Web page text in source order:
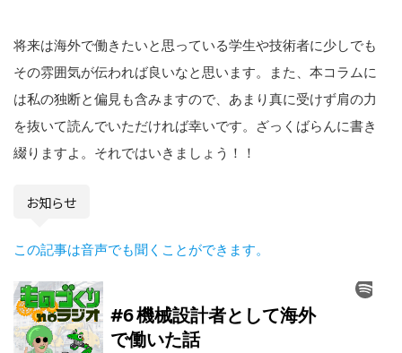
将来は海外で働きたいと思っている学生や技術者に少しでも
その雰囲気が伝われば良いなと思います。また、本コラムに
は私の独断と偏見も含みますので、あまり真に受けず肩の力
を抜いて読んでいただければ幸いです。ざっくばらんに書き
綴りますよ。それではいきましょう！！
お知らせ
この記事は音声でも聞くことができます。